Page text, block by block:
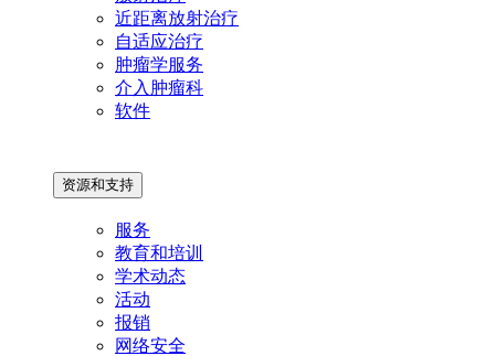
近距离放射治疗
自适应治疗
肿瘤学服务
介入肿瘤科
软件
资源和支持
服务
教育和培训
学术动态
活动
报销
网络安全